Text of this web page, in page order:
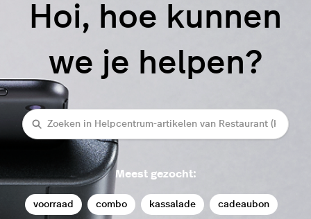
Hoi, hoe kunnen
we je helpen?
Zoeken
Meest gezocht:
voorraad combo kassalade cadeaubon